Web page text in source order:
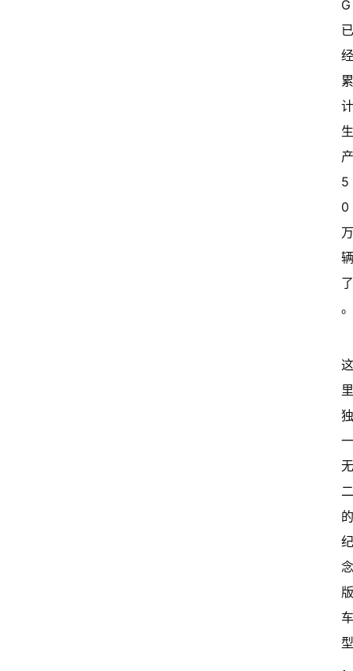
G
5
0